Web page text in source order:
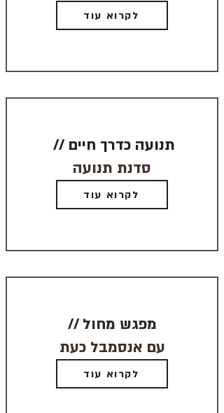
לקרוא עוד
// תנועה כדרך חיים
סדנת תנועה
לקרוא עוד
עם אנסמבל כעת
לקרוא עוד